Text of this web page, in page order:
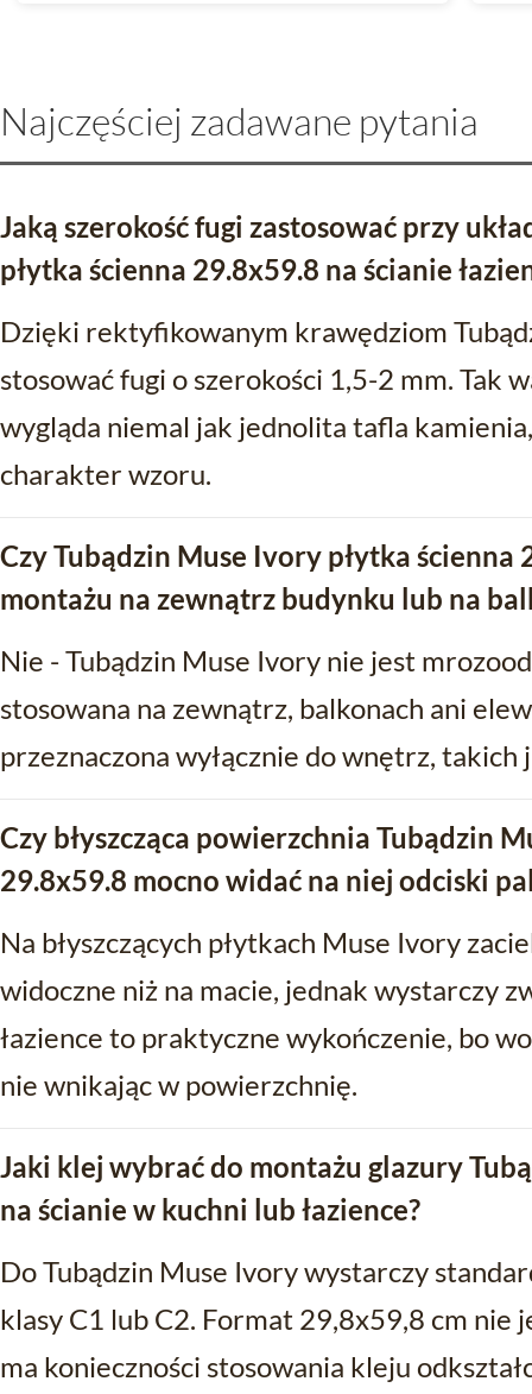
Najczęściej zadawane pytania
Jaką szerokość fugi zastosować przy
płytka ścienna 29.8x59.8 na ścianie
Dzięki rektyfikowanym krawędziom
stosować fugi o szerokości 1,5-2 mm. Tak
wygląda niemal jak jednolita tafla
charakter wzoru.
Czy Tubądzin Muse Ivory płytka ścienna
montażu na zewnątrz budynku lub na
Nie - Tubądzin Muse Ivory nie jest
stosowana na zewnątrz, balkonach ani
przeznaczona wyłącznie do wnętrz, takich
Czy błyszcząca powierzchnia Tubądzin
29.8x59.8 mocno widać na niej odciski
Na błyszczących płytkach Muse Ivory
widoczne niż na macie, jednak wystarczy
łazience to praktyczne wykończenie, bo
nie wnikając w powierzchnię.
Jaki klej wybrać do montażu glazury
na ścianie w kuchni lub łazience?
Do Tubądzin Muse Ivory wystarczy
klasy C1 lub C2. Format 29,8x59,8 cm nie
ma konieczności stosowania kleju